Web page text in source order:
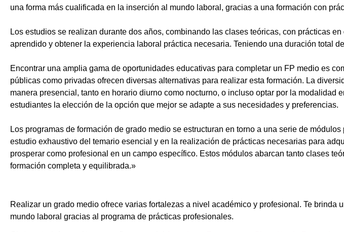
una forma más cualificada en la inserción al mundo laboral, gracias a una formación con
Los estudios se realizan durante dos años, combinando las clases teóricas, con prácticas
aprendido y obtener la experiencia laboral práctica necesaria. Teniendo una duración total
Encontrar una amplia gama de oportunidades educativas para completar un FP medio es
públicas como privadas ofrecen diversas alternativas para realizar esta formación. La
manera presencial, tanto en horario diurno como nocturno, o incluso optar por la modalidad
estudiantes la elección de la opción que mejor se adapte a sus necesidades y preferencias.
Los programas de formación de grado medio se estructuran en torno a una serie de
estudio exhaustivo del temario esencial y en la realización de prácticas necesarias para
prosperar como profesional en un campo específico. Estos módulos abarcan tanto clases
formación completa y equilibrada.»
Realizar un grado medio ofrece varias fortalezas a nivel académico y profesional. Te brinda
mundo laboral gracias al programa de prácticas profesionales.